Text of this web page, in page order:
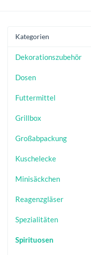
Kategorien
Dekorationszubehör
Dosen
Futtermittel
Grillbox
Großabpackung
Kuschelecke
Minisäckchen
Reagenzgläser
Spezialitäten
Spirituosen